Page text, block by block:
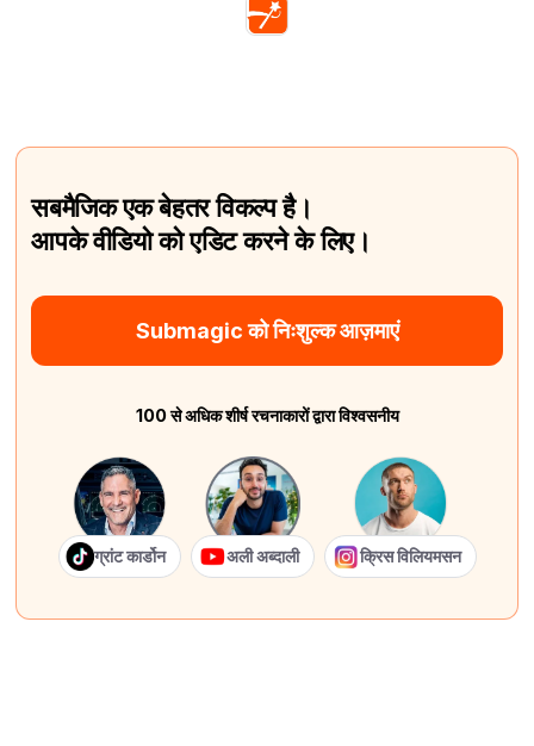
सबमैजिक एक बेहतर विकल्प है।
आपके वीडियो को एडिट करने के लिए।
Submagic को निःशुल्क आज़माएं
100 से अधिक शीर्ष रचनाकारों द्वारा विश्वसनीय
ग्रांट कार्डोन अली अब्दाली क्रिस विलियमसन